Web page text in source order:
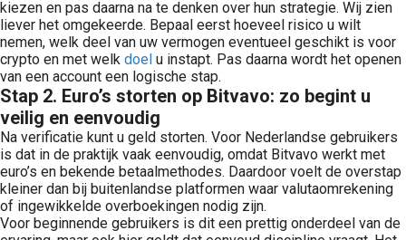
kiezen en pas daarna na te denken over hun strategie. Wij zien
liever het omgekeerde. Bepaal eerst hoeveel risico u wilt
nemen, welk deel van uw vermogen eventueel geschikt is voor
crypto en met welk doel u instapt. Pas daarna wordt het openen
van een account een logische stap.
Stap 2. Euro’s storten op Bitvavo: zo begint u
veilig en eenvoudig
Na verificatie kunt u geld storten. Voor Nederlandse gebruikers
is dat in de praktijk vaak eenvoudig, omdat Bitvavo werkt met
euro’s en bekende betaalmethodes. Daardoor voelt de overstap
kleiner dan bij buitenlandse platformen waar valutaomrekening
of ingewikkelde overboekingen nodig zijn.
Voor beginnende gebruikers is dit een prettig onderdeel van de